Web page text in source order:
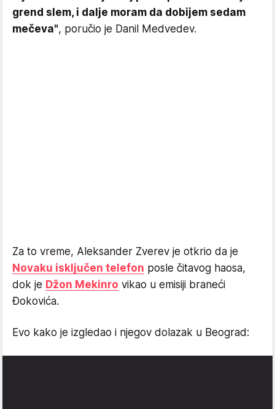
grend slem, i dalje moram da dobijem sedam
mečeva", poručio je Danil Medvedev.
Za to vreme, Aleksander Zverev je otkrio da je
Novaku isključen telefon posle čitavog haosa,
dok je Džon Mekinro vikao u emisiji braneći
Đokovića.
Evo kako je izgledao i njegov dolazak u Beograd: